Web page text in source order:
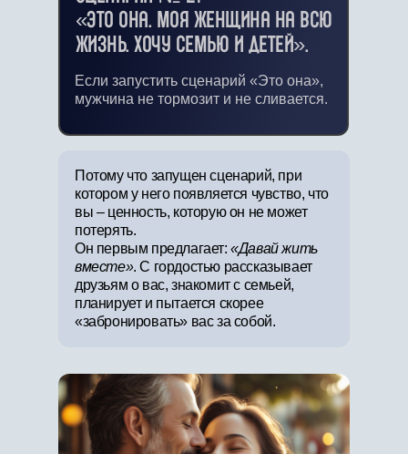
«ЭТО ОНА. МОЯ ЖЕНЩИНА НА ВСЮ
ЖИЗНЬ. ХОЧУ СЕМЬЮ И ДЕТЕЙ».
Если запустить сценарий «Это она»,
мужчина не тормозит и не сливается.
Потому что запущен сценарий, при
котором у него появляется чувство, что
вы – ценность, которую он не может
потерять.
Он первым предлагает:«Давай жить
вместе». С гордостью рассказывает
друзьям о вас, знакомит с семьей,
планирует и пытается скорее
«забронировать» вас за собой.